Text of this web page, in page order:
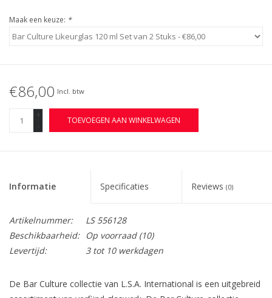
Maak een keuze: *
€86,00 Incl. btw
+
-
TOEVOEGEN AAN WINKELWAGEN
Informatie Specificaties Reviews (0)
Artikelnummer:
LS 556128
Beschikbaarheid:
Op voorraad(10)
Levertijd:
3 tot 10 werkdagen
De Bar Culture collectie van L.S.A. International is een uitgebreid